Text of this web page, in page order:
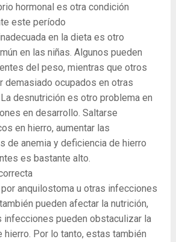
hormonal es otra condición
este período
en la dieta es otro
en las niñas. Algunos pueden
del peso, mientras que otros
demasiado ocupados en otras
desnutrición es otro problema en
en desarrollo. Saltarse
en hierro, aumentar las
de anemia y deficiencia de hierro
es bastante alto.
anquilostoma u otras infecciones
pueden afectar la nutrición,
infecciones pueden obstaculizar la
hierro. Por lo tanto, estas también